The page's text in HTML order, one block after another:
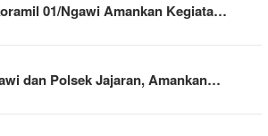
01/Ngawi Amankan Kegiata…
dan Polsek Jajaran, Amankan…